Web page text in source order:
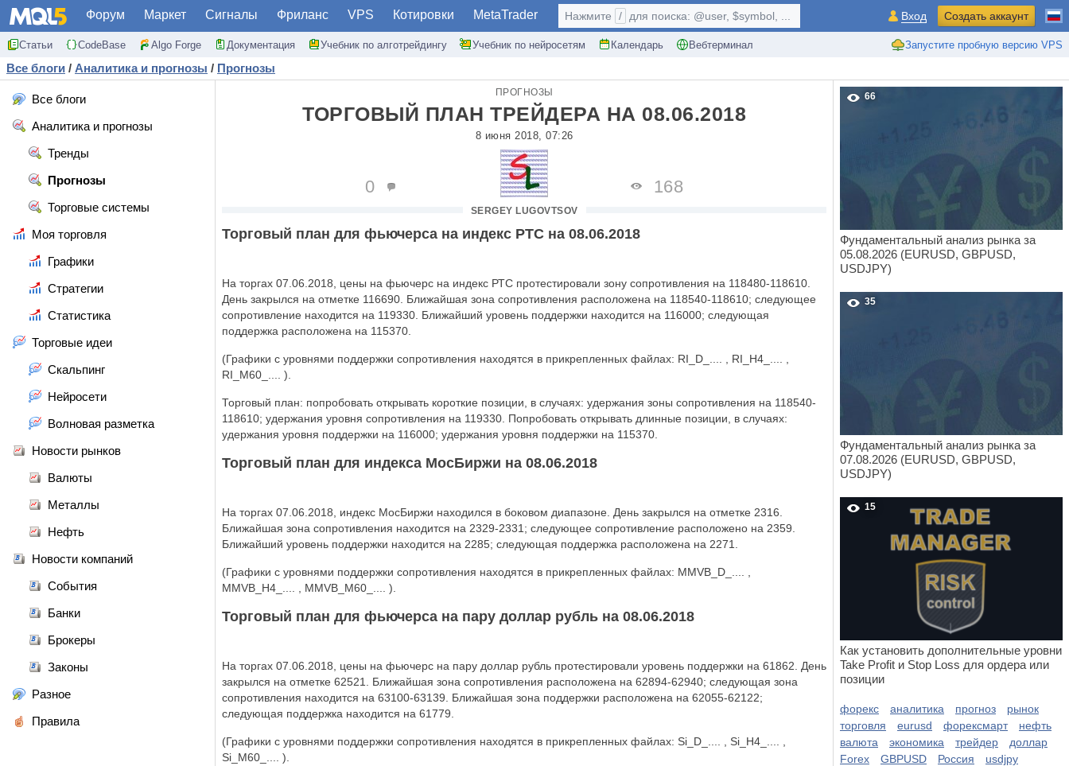
Форум Маркет Сигналы Фриланс VPS Котировки MetaTrader
Статьи CodeBase Algo Forge Документация Учебник по алготрейдингу Учебник по нейросетям Календарь Вебтерминал Запустите пробную версию VPS
Нажмите / для поиска: @user, $symbol, ... Вход Создать аккаунт
Все блоги / Аналитика и прогнозы / Прогнозы
Все блоги
Аналитика и прогнозы
Тренды
Прогнозы
Торговые системы
Моя торговля
Графики
Стратегии
Статистика
Торговые идеи
Скальпинг
Нейросети
Волновая разметка
Новости рынков
Валюты
Металлы
Нефть
Новости компаний
События
Банки
Брокеры
Законы
Разное
Правила
ПРОГНОЗЫ
ТОРГОВЫЙ ПЛАН ТРЕЙДЕРА НА 08.06.2018
8 июня 2018, 07:26
SERGEY LUGOVTSOV
0 168
Торговый план для фьючерса на индекс РТС на 08.06.2018
На торгах 07.06.2018, цены на фьючерс на индекс РТС протестировали зону сопротивления на 118480-118610.
День закрылся на отметке 116690. Ближайшая зона сопротивления расположена на 118540-118610; следующее
сопротивление находится на 119330. Ближайший уровень поддержки находится на 116000; следующая
поддержка расположена на 115370.
(Графики с уровнями поддержки сопротивления находятся в прикрепленных файлах: RI_D_.... , RI_H4_.... ,
RI_M60_.... ).
Торговый план: попробовать открывать короткие позиции, в случаях: удержания зоны сопротивления на 118540-
118610; удержания уровня сопротивления на 119330. Попробовать открывать длинные позиции, в случаях:
удержания уровня поддержки на 116000; удержания уровня поддержки на 115370.
Торговый план для индекса МосБиржи на 08.06.2018
На торгах 07.06.2018, индекс МосБиржи находился в боковом диапазоне. День закрылся на отметке 2316.
Ближайшая зона сопротивления находится на 2329-2331; следующее сопротивление расположено на 2359.
Ближайший уровень поддержки находится на 2285; следующая поддержка расположена на 2271.
(Графики с уровнями поддержки сопротивления находятся в прикрепленных файлах: MMVB_D_.... ,
MMVB_H4_.... , MMVB_M60_.... ).
Торговый план для фьючерса на пару доллар рубль на 08.06.2018
На торгах 07.06.2018, цены на фьючерс на пару доллар рубль протестировали уровень поддержки на 61862. День
закрылся на отметке 62521. Ближайшая зона сопротивления расположена на 62894-62940; следующая зона
сопротивления находится на 63100-63139. Ближайшая зона поддержки расположена на 62055-62122;
следующая поддержка находится на 61779.
(Графики с уровнями поддержки сопротивления находятся в прикрепленных файлах: Si_D_.... , Si_H4_.... ,
Si_M60_.... ).
66
Фундаментальный анализ рынка за
05.08.2026 (EURUSD, GBPUSD,
USDJPY)
35
Фундаментальный анализ рынка за
07.08.2026 (EURUSD, GBPUSD,
USDJPY)
15
Как установить дополнительные уровни
Take Profit и Stop Loss для ордера или
позиции
форекс аналитика прогноз
рынок
торговля
eurusd форексмарт
нефть
валюта
экономика трейдер
доллар
Forex
GBPUSD Россия
usdjpy